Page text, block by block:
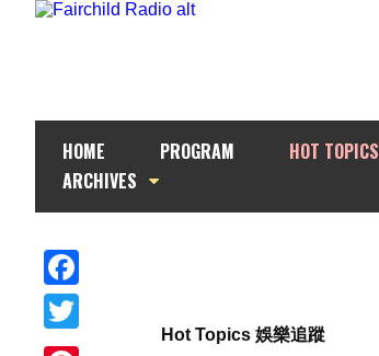
HOME PROGRAM HOT TOPICS
ARCHIVES
Facebook
Twitter
Hot Topics 娛樂追蹤